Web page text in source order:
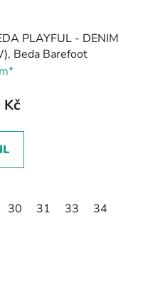
PLAYFUL - DENIM
Beda Barefoot
30 31 33 34